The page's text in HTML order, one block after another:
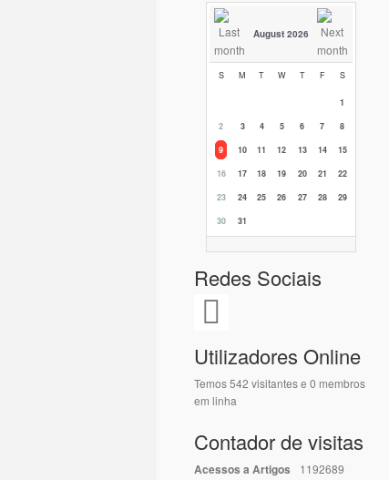
August 2026
S M T W T F S
1
2
3 4 5 6 7
8
9
10 11 12 13 14
15
16
17 18 19 20 21
22
23
24 25 26 27 28
29
30
31
Redes Sociais
Utilizadores Online
Temos 542 visitantes e 0 membros
em linha
Contador de visitas
Acessos a Artigos 1192689